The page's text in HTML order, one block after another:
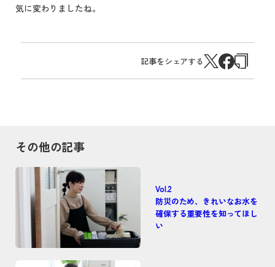
気に変わりましたね。
記事をシェアする
その他の記事
Vol.2
防災のため、きれいなお水を
確保する重要性を知ってほし
い